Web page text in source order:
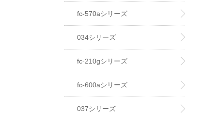
fc-570aシリーズ
034シリーズ
fc-210gシリーズ
fc-600aシリーズ
037シリーズ